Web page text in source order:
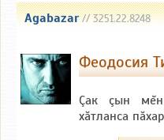
Agabazar// 3251.22.8248
Феодосия
Çак çын
хăтланса